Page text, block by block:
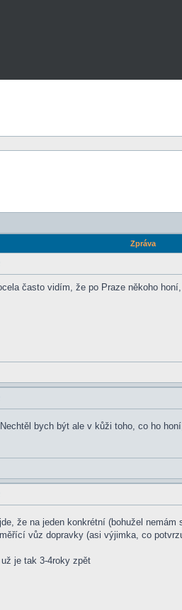
Zpráva
často vidím, že po Praze někoho
bych být ale v kůži toho, co ho
že na jeden konkrétní (bohužel
vůz dopravky (asi výjimka, co
je tak 3-4roky zpět